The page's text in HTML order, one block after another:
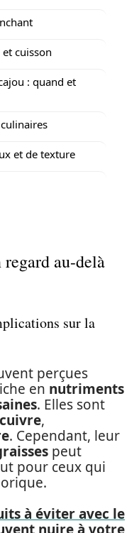
cuisson
: quand et
et de texture
au-delà
sur la
perçues
en nutriments
. Elles sont
cuivre,
. Cependant, leur
peut
pour ceux qui
à éviter avec le